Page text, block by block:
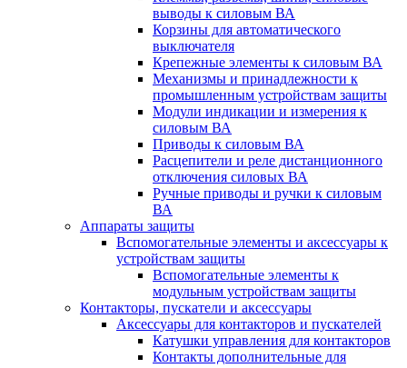
выводы к силовым ВА
Корзины для автоматического
выключателя
Крепежные элементы к силовым ВА
Механизмы и принадлежности к
промышленным устройствам защиты
Модули индикации и измерения к
силовым ВА
Приводы к силовым ВА
Расцепители и реле дистанционного
отключения силовых ВА
Ручные приводы и ручки к силовым
ВА
Аппараты защиты
Вспомогательные элементы и аксессуары к
устройствам защиты
Вспомогательные элементы к
модульным устройствам защиты
Контакторы, пускатели и аксессуары
Аксессуары для контакторов и пускателей
Катушки управления для контакторов
Контакты дополнительные для